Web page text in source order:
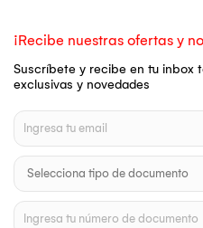
¡Recibe nuestras ofertas y
Suscríbete y recibe en tu inbox
exclusivas y novedades